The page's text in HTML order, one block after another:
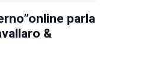
parla
&